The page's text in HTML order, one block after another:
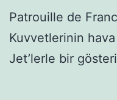
Patrouille de
Kuvvetlerinin
Jet’lerle bir gösteri